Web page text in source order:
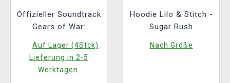
Offizieller Soundtrack
Gears of War:
Auf Lager (4Stck)
Lieferung in 2-5
Werktagen.
Hoodie Lilo & Stitch -
Sugar Rush
Nach Größe